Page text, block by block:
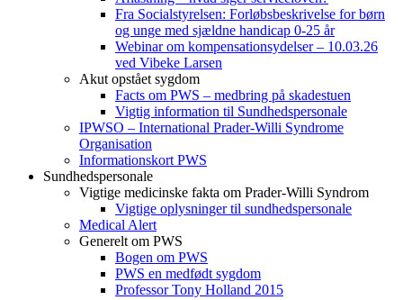
Fra Socialstyrelsen: Forløbsbeskrivelse for børn
og unge med sjældne handicap 0-25 år
Webinar om kompensationsydelser – 10.03.26
ved Vibeke Larsen
Akut opstået sygdom
Facts om PWS – medbring på skadestuen
Vigtig information til Sundhedspersonale
IPWSO – International Prader-Willi Syndrome
Organisation
Informationskort PWS
Sundhedspersonale
Vigtige medicinske fakta om Prader-Willi Syndrom
Vigtige oplysninger til sundhedspersonale
Medical Alert
Generelt om PWS
Bogen om PWS
PWS en medfødt sygdom
Professor Tony Holland 2015